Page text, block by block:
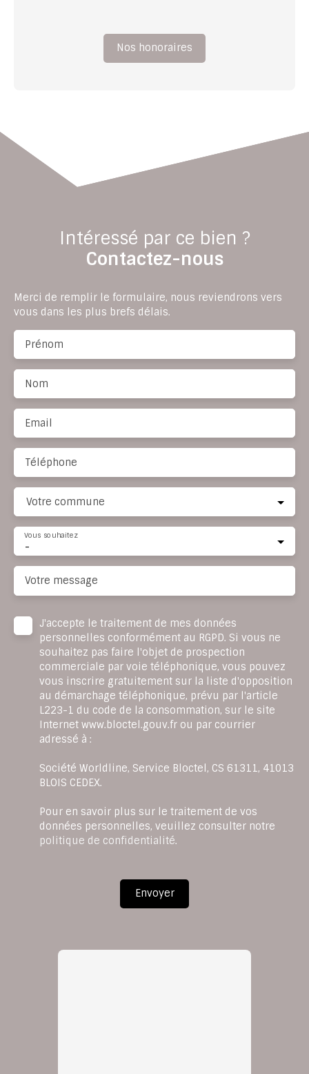
Nos honoraires
Intéressé par ce bien ?
Contactez-nous
Merci de remplir le formulaire, nous reviendrons vers
vous dans les plus brefs délais.
Prénom
Nom
Email
Téléphone
Votre commune
-
Vous souhaitez
Votre message
J'accepte le traitement de mes données
personnelles conformément au RGPD. Si vous ne
souhaitez pas faire l'objet de prospection
commerciale par voie téléphonique, vous pouvez
vous inscrire gratuitement sur la liste d'opposition
au démarchage téléphonique, prévu par l'article
L223-1 du code de la consommation, sur le site
Internet www.bloctel.gouv.fr ou par courrier
adressé à :
Société Worldline, Service Bloctel, CS 61311, 41013
BLOIS CEDEX.
Pour en savoir plus sur le traitement de vos
données personnelles, veuillez consulter notre
politique de confidentialité.
Envoyer